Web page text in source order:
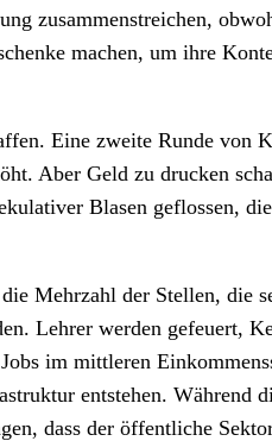
zusammenstreichen,
machen, um ihre
Eine zweite Runde von
Aber Geld zu drucken
Blasen geflossen,
Mehrzahl der Stellen,
Lehrer werden gefeuert,
im mittleren
entstehen.
dass der öffentliche